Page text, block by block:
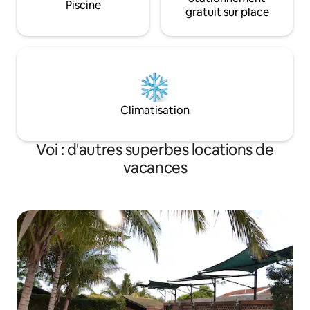
Piscine
gratuit sur place
Climatisation
Voi : d'autres superbes locations de
vacances